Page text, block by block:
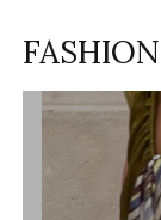
FASHION